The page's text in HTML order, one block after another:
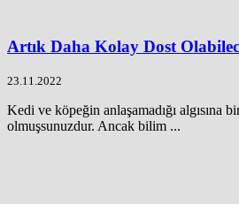
Artık Daha Kolay Dost
23.11.2022
Kedi ve köpeğin anlaşamadığı algısına
olmuşsunuzdur. Ancak bilim ...